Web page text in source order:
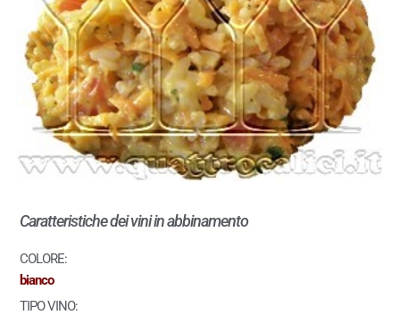
Caratteristiche dei vini in abbinamento
COLORE:
bianco
TIPO VINO: